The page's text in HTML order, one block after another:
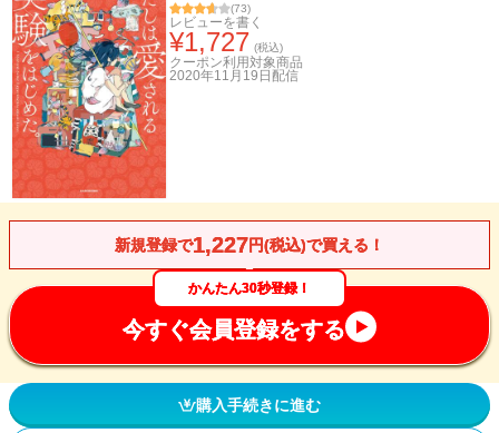
(73)
レビューを書く
¥1,727 (税込)
クーポン利用対象商品
2020年11月19日 配信
新規登録で1,227円(税込)で買える！
かんたん30秒登録！
今すぐ会員登録をする
購入手続きに進む